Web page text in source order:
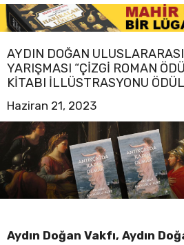
AYDIN DOĞAN
YARIŞMASI “ÇIZGI ROMAN
KITABI İLLÜSTRASYONU
Haziran 21, 2023
Aydın Doğan Vakfı, Aydın